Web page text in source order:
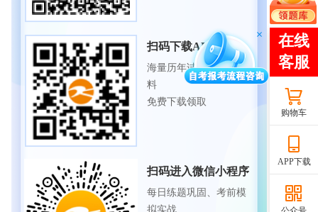
扫码下载APP
海量历年试题、备考资
料
免费下载领取
扫码进入微信小程序
每日练题巩固、考前模
拟实战
购物车
APP下载